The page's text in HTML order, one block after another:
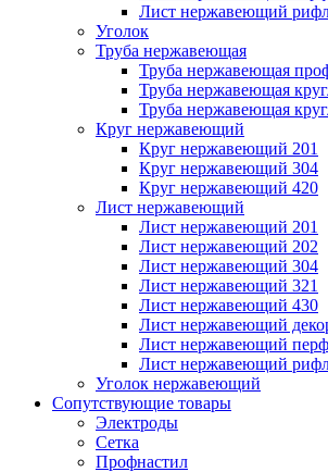
Лист нержавеющий
Уголок
Труба нержавеющая
Труба нержавеющая
Труба нержавеющая
Труба нержавеющая
Круг нержавеющий
Круг нержавеющий 201
Круг нержавеющий 304
Круг нержавеющий 420
Лист нержавеющий
Лист нержавеющий 201
Лист нержавеющий 202
Лист нержавеющий 304
Лист нержавеющий 321
Лист нержавеющий 430
Лист нержавеющий
Лист нержавеющий
Лист нержавеющий
Уголок нержавеющий
Cопутствующие товары
Электроды
Сетка
Профнастил